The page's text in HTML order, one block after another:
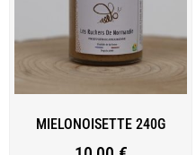
MIELONOISETTE 240G